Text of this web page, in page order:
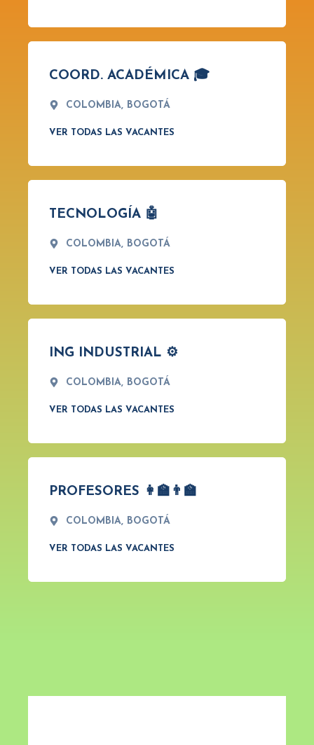
COORD. ACADÉMICA 🎓
COLOMBIA, BOGOTÁ
VER TODAS LAS VACANTES
TECNOLOGÍA 🤖
COLOMBIA, BOGOTÁ
VER TODAS LAS VACANTES
ING INDUSTRIAL ⚙️
COLOMBIA, BOGOTÁ
VER TODAS LAS VACANTES
PROFESORES 👩‍🏫👨‍🏫
COLOMBIA, BOGOTÁ
VER TODAS LAS VACANTES